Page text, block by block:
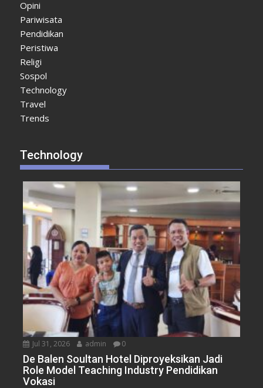
Opini
Pariwisata
Pendidikan
Peristiwa
Religi
Sospol
Technology
Travel
Trends
Technology
Jul 31, 2026 admin 0
De Balen Soultan Hotel Diproyeksikan Jadi
Role Model Teaching Industry Pendidikan
Vokasi